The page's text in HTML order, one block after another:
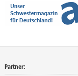
Partner: